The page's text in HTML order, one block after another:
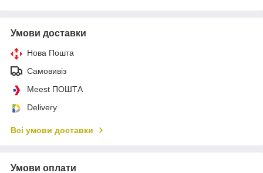
Умови доставки
Нова Пошта
Самовивіз
Meest ПОШТА
Delivery
Всі умови доставки
Умови оплати